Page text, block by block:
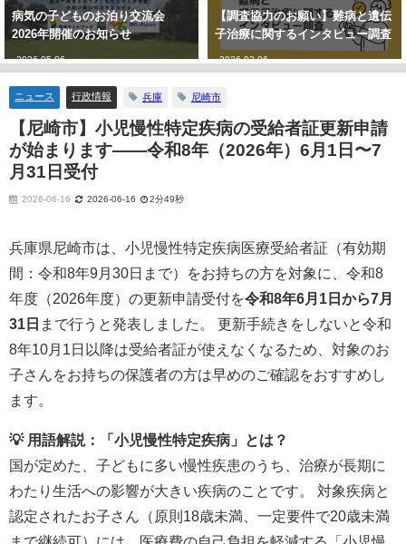
病気の子どものお泊り交流会
2026年開催のお知らせ
2026-05-06
【調査協力のお願い】難病と遺伝
子治療に関するインタビュー調査
2026-02-06
ニュース 行政情報 兵庫 尼崎市
【尼崎市】小児慢性特定疾病の受給者証更新申請
が始まります——令和8年（2026年）6月1日〜7
月31日受付
2026-06-16 2026-06-16 2分49秒
兵庫県尼崎市は、小児慢性特定疾病医療受給者証（有効期
間：令和8年9月30日まで）をお持ちの方を対象に、令和8
年度（2026年度）の更新申請受付を令和8年6月1日から7月
31日 まで行うと発表しました。 更新手続きをしないと令和
8年10月1日以降は受給者証が使えなくなるため、対象のお
子さんをお持ちの保護者の方は早めのご確認をおすすめし
ます。
💡 用語解説：「小児慢性特定疾病」とは？
国が定めた、子どもに多い慢性疾患のうち、治療が長期に
わたり生活への影響が大きい疾病のことです。 対象疾病と
認定されたお子さん（原則18歳未満、一定要件で20歳未満
まで継続可）には、医療費の自己負担を軽減する「小児慢